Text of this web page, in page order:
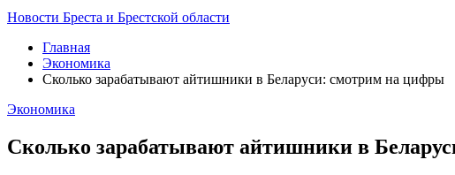
Новости Бреста и Брестской области
Главная
Экономика
Сколько зарабатывают айтишники в Беларуси: смотрим на цифры
Экономика
Сколько зарабатывают айтишники в